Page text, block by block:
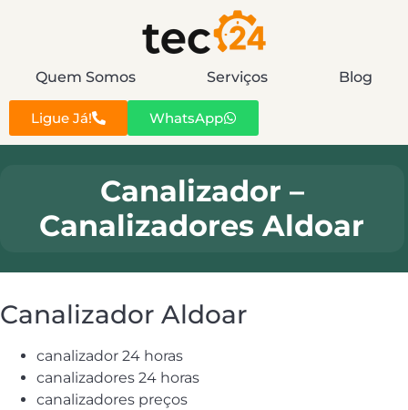
Quem Somos Serviços Blog
Ligue Já! WhatsApp
Canalizador –
Canalizadores Aldoar
Canalizador Aldoar
canalizador 24 horas
canalizadores 24 horas
canalizadores preços